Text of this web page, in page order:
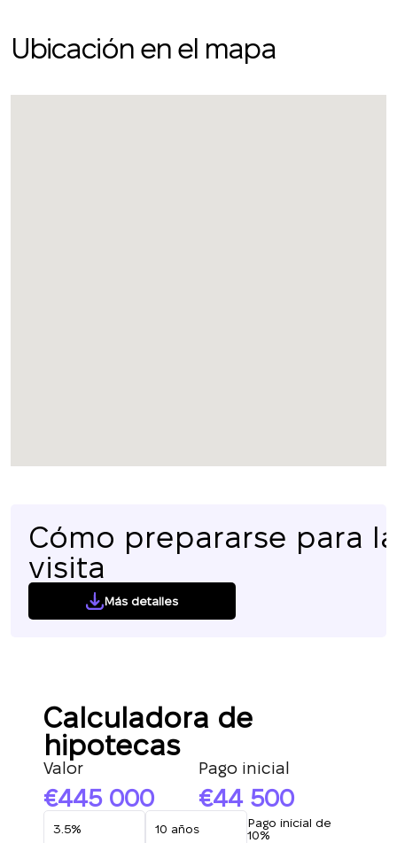
Ubicación en el mapa
Cómo prepararse para la
visita
Más detalles
Calculadora de
hipotecas
Valor
445 000
Pago inicial
44 500
Pago inicial de
10%